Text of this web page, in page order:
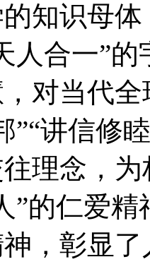
知识母
人合一”
对当代
”“讲信修
理念，
”的仁爱
，彰显